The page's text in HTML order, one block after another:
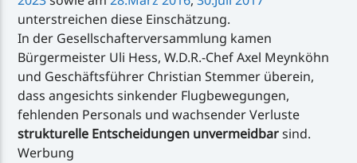
unterstreichen diese Einschätzung.
In der Gesellschafterversammlung kamen
Bürgermeister Uli Hess, W.D.R.-Chef Axel Meynköhn
und Geschäftsführer Christian Stemmer überein,
dass angesichts sinkender Flugbewegungen,
fehlenden Personals und wachsender Verluste
strukturelle Entscheidungen unvermeidbarsind.
Werbung